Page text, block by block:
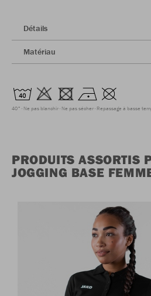
Détails
Matériau
40° Ne pas blanchir Ne pas sécher Repassage à basse
PRODUITS ASSORTIS
JOGGING BASE